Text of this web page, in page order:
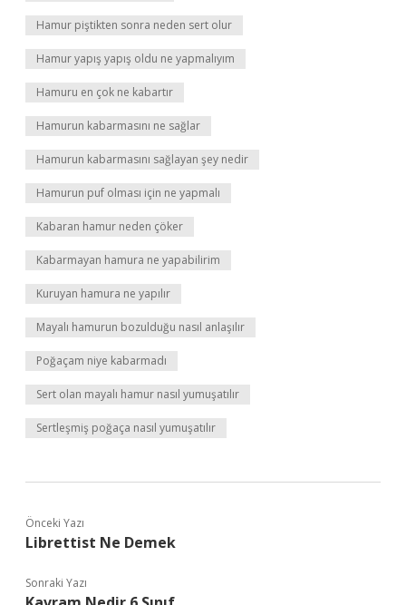
Hamur piştikten sonra neden sert olur
Hamur yapış yapış oldu ne yapmalıyım
Hamuru en çok ne kabartır
Hamurun kabarmasını ne sağlar
Hamurun kabarmasını sağlayan şey nedir
Hamurun puf olması için ne yapmalı
Kabaran hamur neden çöker
Kabarmayan hamura ne yapabilirim
Kuruyan hamura ne yapılır
Mayalı hamurun bozulduğu nasıl anlaşılır
Poğaçam niye kabarmadı
Sert olan mayalı hamur nasıl yumuşatılır
Sertleşmiş poğaça nasıl yumuşatılır
Önceki Yazı
Librettist Ne Demek
Sonraki Yazı